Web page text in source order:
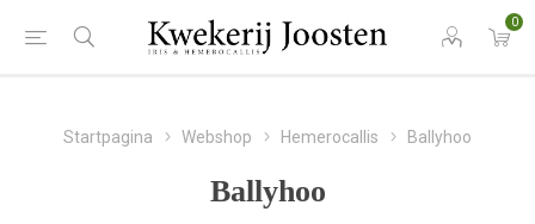
0
Startpagina Webshop Hemerocallis Ballyhoo
Ballyhoo